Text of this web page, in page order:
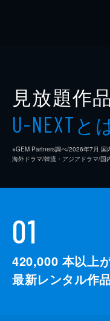
見放題作
U-NEXTと
※GEM Partners調べ/2026年7⽉ 国
海外ドラマ/韓流・アジアドラマ/国
01
420,000 本以上
最新レンタル作